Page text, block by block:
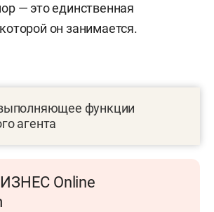
— это единственная
он занимается.
функции
агента
Online